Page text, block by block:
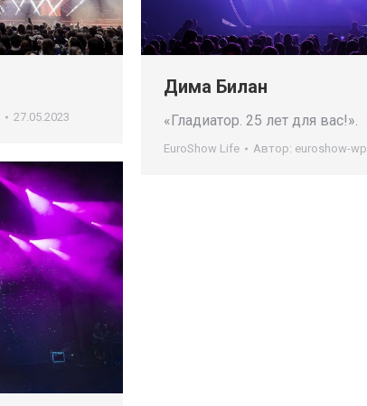
27.05.2023
Дима Билан
«Гладиатор. 25 лет для вас!».
EuroShow Life Автор: euroshow-wp